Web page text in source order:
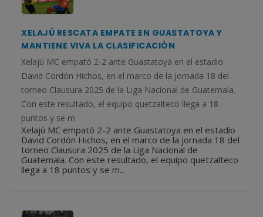
XELAJÚ RESCATA EMPATE EN GUASTATOYA Y
MANTIENE VIVA LA CLASIFICACIÓN
Xelajú MC empató 2-2 ante Guastatoya en el estadio
David Cordón Hichos, en el marco de la jornada 18 del
torneo Clausura 2025 de la Liga Nacional de Guatemala.
Con este resultado, el equipo quetzalteco llega a 18
puntos y se m
Xelajú MC empató 2-2 ante Guastatoya en el estadio
David Cordón Hichos, en el marco de la jornada 18 del
torneo Clausura 2025 de la Liga Nacional de
Guatemala. Con este resultado, el equipo quetzalteco
llega a 18 puntos y se m...